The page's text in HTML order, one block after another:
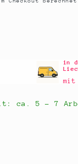
in
mit
ca. 5 - 7